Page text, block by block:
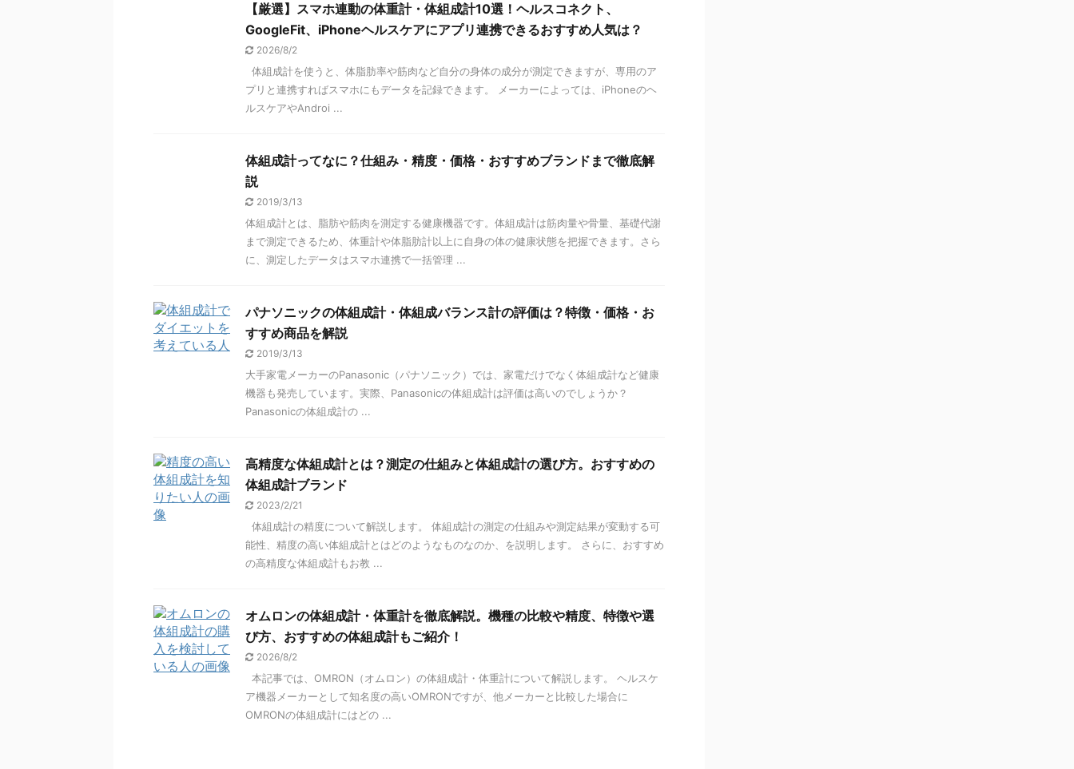
【厳選】スマホ連動の体重計・体組成計10選！ヘルスコネクト、
GoogleFit、iPhoneヘルスケアにアプリ連携できるおすすめ人気は？
2026/8/2
体組成計を使うと、体脂肪率や筋肉など自分の身体の成分が測定できますが、専用のア
プリと連携すればスマホにもデータを記録できます。 メーカーによっては、iPhoneのヘ
ルスケアやAndroi ...
体組成計ってなに？仕組み・精度・価格・おすすめブランドまで徹底解
説
2019/3/13
体組成計とは、脂肪や筋肉を測定する健康機器です。体組成計は筋肉量や骨量、基礎代謝
まで測定できるため、体重計や体脂肪計以上に自身の体の健康状態を把握できます。さら
に、測定したデータはスマホ連携で一括管理 ...
パナソニックの体組成計・体組成バランス計の評価は？特徴・価格・お
すすめ商品を解説
2019/3/13
大手家電メーカーのPanasonic（パナソニック）では、家電だけでなく体組成計など健康
機器も発売しています。実際、Panasonicの体組成計は評価は高いのでしょうか？
Panasonicの体組成計の ...
高精度な体組成計とは？測定の仕組みと体組成計の選び方。おすすめの
体組成計ブランド
2023/2/21
体組成計の精度について解説します。 体組成計の測定の仕組みや測定結果が変動する可
能性、精度の高い体組成計とはどのようなものなのか、を説明します。 さらに、おすすめ
の高精度な体組成計もお教 ...
オムロンの体組成計・体重計を徹底解説。機種の比較や精度、特徴や選
び方、おすすめの体組成計もご紹介！
2026/8/2
本記事では、OMRON（オムロン）の体組成計・体重計について解説します。 ヘルスケ
ア機器メーカーとして知名度の高いOMRONですが、他メーカーと比較した場合に
OMRONの体組成計にはどの ...